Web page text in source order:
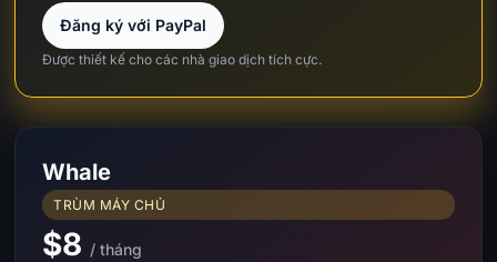
Đăng ký với PayPal
Được thiết kế cho các nhà giao dịch tích cực.
Whale
TRÙM MÁY CHỦ
$8 / tháng